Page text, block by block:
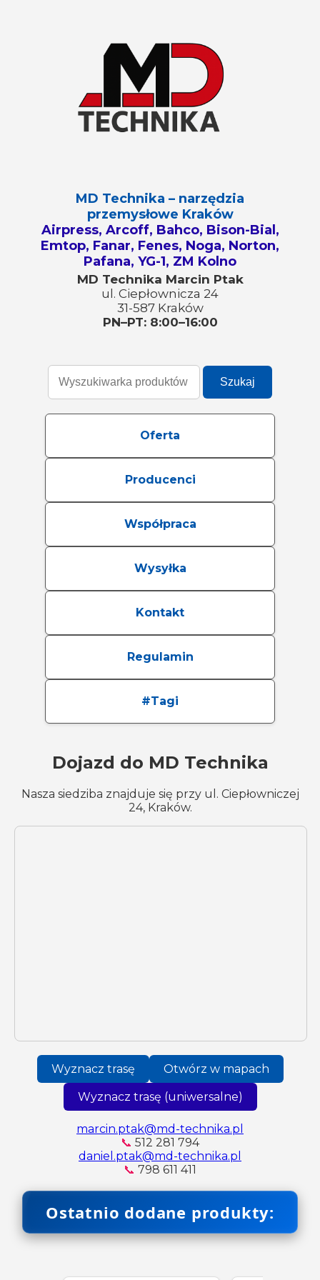
MD Technika – narzędzia
przemysłowe Kraków
Airpress, Arcoff, Bahco, Bison-Bial,
Emtop, Fanar, Fenes, Noga, Norton,
Pafana, YG-1, ZM Kolno
MD Technika Marcin Ptak
ul. Ciepłownicza 24
31-587 Kraków
PN–PT: 8:00–16:00
Szukaj
Oferta
Producenci
Współpraca
Wysyłka
Kontakt
Regulamin
#Tagi
Dojazd do MD Technika
Nasza siedziba znajduje się przy ul. Ciepłowniczej
24, Kraków.
Wyznacz trasę Otwórz w mapach
Wyznacz trasę (uniwersalne)
marcin.ptak@md-technika.pl
📞 512 281 794
daniel.ptak@md-technika.pl
📞 798 611 411
Ostatnio dodane produkty: